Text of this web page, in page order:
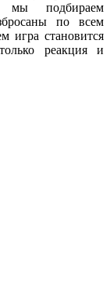
мы подбираем
по всем
игра становится
реакция и